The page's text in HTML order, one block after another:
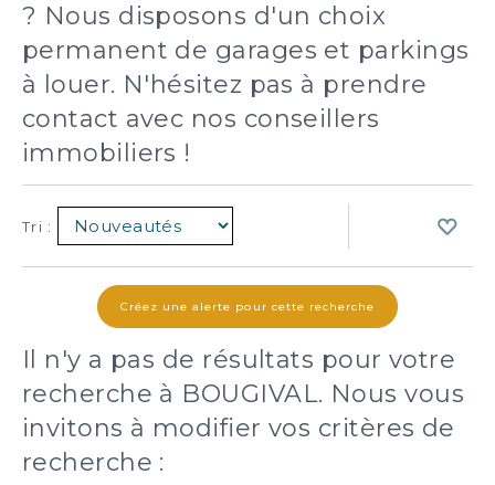
? Nous disposons d'un choix
permanent de garages et parkings
à louer. N'hésitez pas à prendre
contact avec nos conseillers
immobiliers !
Tri :
Il n'y a pas de résultats pour votre
recherche à BOUGIVAL. Nous vous
invitons à modifier vos critères de
recherche :